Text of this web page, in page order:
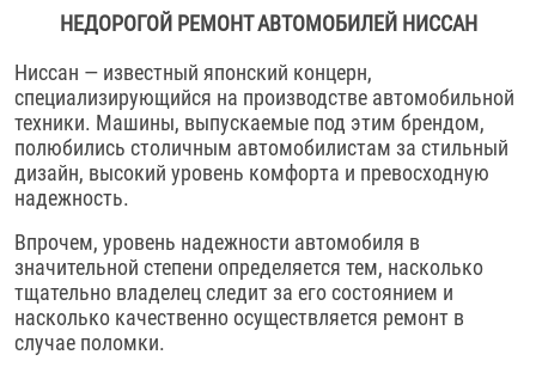
НЕДОРОГОЙ РЕМОНТ АВТОМОБИЛЕЙ НИССАН
Ниссан — известный японский концерн,
специализирующийся на производстве автомобильной
техники. Машины, выпускаемые под этим брендом,
полюбились столичным автомобилистам за стильный
дизайн, высокий уровень комфорта и превосходную
надежность.
Впрочем, уровень надежности автомобиля в
значительной степени определяется тем, насколько
тщательно владелец следит за его состоянием и
насколько качественно осуществляется ремонт в
случае поломки.